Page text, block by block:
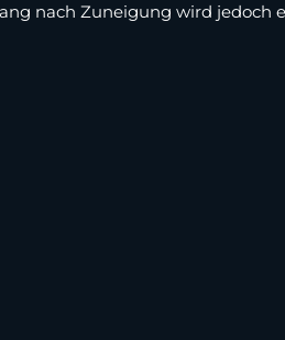
nach Zuneigung wird jedoch